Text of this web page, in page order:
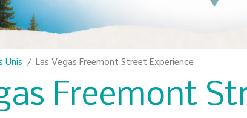
Unis Las Vegas Freemont Street Experience
Freemont